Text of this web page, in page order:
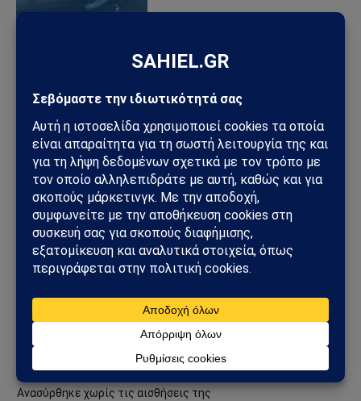
ΠΡΟΣΦΑΤΑ ΑΡΘΡΑ
Ηλεκτρική διασύνδεση Ελλάδας–Κύπρου: Η Meridiam παίρνει
τον έλεγχο του GSI – Η Γαλλία μπαίνει δυναμικά στο
γεωπολιτικό παιχνίδι
Σαουδική Αραβία – Υεμένη: Το Ριάντ προετοιμάζει μεγάλη
στρατιωτική επιχείρηση – Στο επίκεντρο Ερυθρά Θάλασσα και
Φωτιά στη Δυτική Αττική: Πύρινος κλοιός στα Μέγαρα –
Εκκενώσεις με 112 και μάχη με τις φλόγες
Μέγαρα: Γυναίκα παρασύρθηκε από συρμό του Προαστιακού –
Ανασύρθηκε χωρίς τις αισθήσεις της